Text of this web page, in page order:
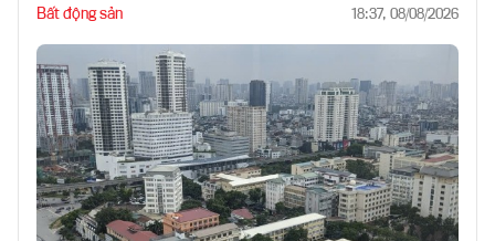
Bất động sản 18:37, 08/08/2026